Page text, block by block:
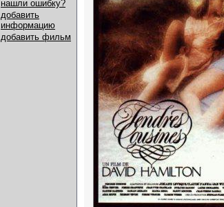
нашли ошибку?
добавить
информацию
добавить фильм